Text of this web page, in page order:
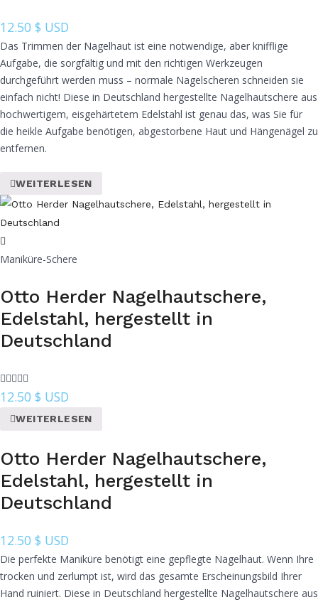
12.50 $ USD
Das Trimmen der Nagelhaut ist eine notwendige, aber knifflige
Aufgabe, die sorgfältig und mit den richtigen Werkzeugen
durchgeführt werden muss – normale Nagelscheren schneiden sie
einfach nicht! Diese in Deutschland hergestellte Nagelhautschere aus
hochwertigem, eisgehärtetem Edelstahl ist genau das, was Sie für
die heikle Aufgabe benötigen, abgestorbene Haut und Hängenägel zu
entfernen.
WEITERLESEN
Maniküre-Schere
Otto Herder Nagelhautschere,
Edelstahl, hergestellt in
Deutschland
12.50 $ USD
WEITERLESEN
Otto Herder Nagelhautschere,
Edelstahl, hergestellt in
Deutschland
12.50 $ USD
Die perfekte Maniküre benötigt eine gepflegte Nagelhaut. Wenn Ihre
trocken und zerlumpt ist, wird das gesamte Erscheinungsbild Ihrer
Hand ruiniert. Diese in Deutschland hergestellte Nagelhautschere aus